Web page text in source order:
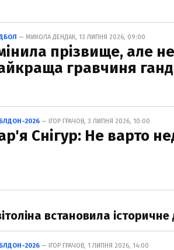
— МИКОЛА ДЕНДАК, 13 ЛИПНЯ 2026, 09:00
прізвище, але
гравчиня
2026 — ІГОР ГРАЧОВ, 3 ЛИПНЯ 2026, 10:00
Снігур: Не варто
встановила
2026 — ІГОР ГРАЧОВ, 1 ЛИПНЯ 2026, 14:00